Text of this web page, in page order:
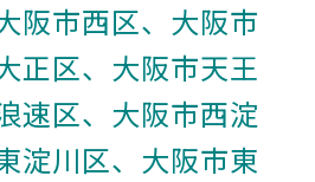
阪市西区、大阪市
正区、大阪市天王
速区、大阪市西淀
淀川区、大阪市東